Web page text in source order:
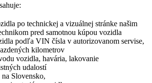
po technickej a vizuálnej stránke našim
pred samotnou kúpou vozidla
podľa VIN čísla v autorizovanom servise,
kilometrov
vozidla, havária, lakovanie
udalostí
Slovensko,